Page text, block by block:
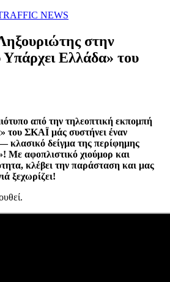
NEWS
στην
Ελλάδα» του
από την τηλεοπτική εκπομπή
του ΣΚΑΪ μάς συστήνει έναν
κλασικό δείγμα της περίφημης
Με αφοπλιστικό χιούμορ και
κλέβει την παράσταση και μας
ξεχωρίζει!